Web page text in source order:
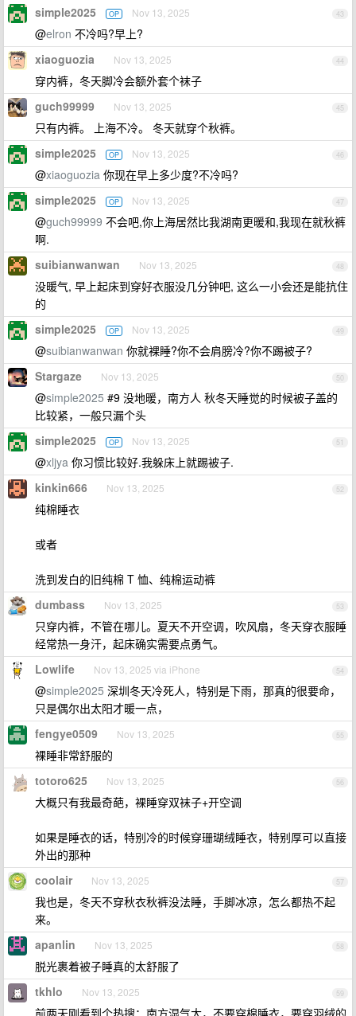
43
simple2025 OP Nov 13, 2025
@elron 不冷吗?早上?
44
xiaoguozia Nov 13, 2025
穿内裤，冬天脚冷会额外套个袜子
45
guch99999 Nov 13, 2025
只有内裤。 上海不冷。 冬天就穿个秋裤。
46
simple2025 OP Nov 13, 2025
@xiaoguozia 你现在早上多少度?不冷吗?
47
simple2025 OP Nov 13, 2025
@guch99999 不会吧,你上海居然比我湖南更暖和,我现在就秋裤
啊.
48
suibianwanwan Nov 13, 2025
没暖气, 早上起床到穿好衣服没几分钟吧, 这么一小会还是能抗住
的
49
simple2025 OP Nov 13, 2025
@suibianwanwan 你就裸睡?你不会肩膀冷?你不踢被子?
50
Stargaze Nov 13, 2025
@simple2025 #9 没地暖，南方人 秋冬天睡觉的时候被子盖的
比较紧，一般只漏个头
51
simple2025 OP Nov 13, 2025
@xljya 你习惯比较好.我躲床上就踢被子.
52
kinkin666 Nov 13, 2025
纯棉睡衣
或者
洗到发白的旧纯棉 T 恤、纯棉运动裤
53
dumbass Nov 13, 2025
只穿内裤，不管在哪儿。夏天不开空调，吹风扇，冬天穿衣服睡
经常热一身汗，起床确实需要点勇气。
54
Lowlife Nov 13, 2025 via iPhone
@simple2025 深圳冬天冷死人，特别是下雨，那真的很要命，
只是偶尔出太阳才暖一点，
55
fengye0509 Nov 13, 2025
裸睡非常舒服的
56
totoro625 Nov 13, 2025
大概只有我最奇葩，裸睡穿双袜子+开空调
如果是睡衣的话，特别冷的时候穿珊瑚绒睡衣，特别厚可以直接
外出的那种
57
coolair Nov 13, 2025
我也是，冬天不穿秋衣秋裤没法睡，手脚冰凉，怎么都热不起
来。
58
apanlin Nov 13, 2025
脱光裹着被子睡真的太舒服了
59
tkhlo Nov 13, 2025
前两天刚看到个热搜：南方湿气大，不要穿棉睡衣，要穿羽绒的